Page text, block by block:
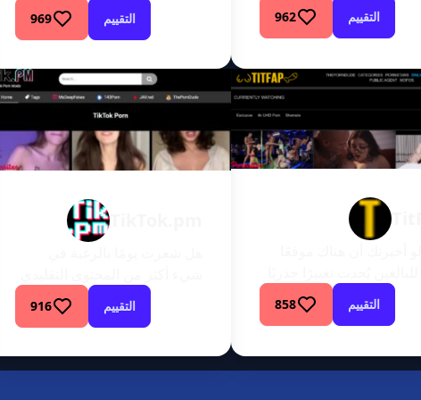
عبر عدد لا يحصى من
المكررة المليئة بنفس
حيث يتشابك نموذج
المشاركة السريعة لـ TikTok مع
للبالغين. منصة حيث يتم
تنوع وتوابل الترفيه
في مقاطع الفيديو
الترفيه للبالغين هنا، […]
التقييم 962
اليوم لدينا موقع خاص جدًا
لمراجعته وإخبارك بكل شيء
الموقع الرائع ونستكشف كل ما
يقدمه. انغمس في هذا الموقع
الفريد من نوعه معي،
وستكتشف كل ما تحتاج إلى
معرفته عن Xfree. هذا هو
التقييم 969
بمحتواه الفريد على غرار TikTok
عبر الهاتف المحمول
TitFap، وهو ملاذ عبر الإنترنت
التقييم 858
المصقول الذي يصوره
الاستوديو؟ هل تتوق إلى المشاهد
يأتي مع مشهد الترفيه للبالغين
التقييم 916